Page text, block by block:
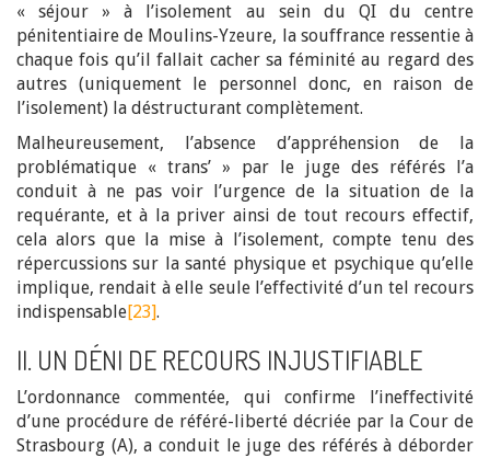
« séjour » à l’isolement au sein du QI du centre
pénitentiaire de Moulins-Yzeure, la souffrance ressentie à
chaque fois qu’il fallait cacher sa féminité au regard des
autres (uniquement le personnel donc, en raison de
l’isolement) la déstructurant complètement.
Malheureusement, l’absence d’appréhension de la
problématique « trans’ » par le juge des référés l’a
conduit à ne pas voir l’urgence de la situation de la
requérante, et à la priver ainsi de tout recours effectif,
cela alors que la mise à l’isolement, compte tenu des
répercussions sur la santé physique et psychique qu’elle
implique, rendait à elle seule l’effectivité d’un tel recours
indispensable[23].
II. UN DÉNI DE RECOURS INJUSTIFIABLE
L’ordonnance commentée, qui confirme l’ineffectivité
d’une procédure de référé-liberté décriée par la Cour de
Strasbourg (A), a conduit le juge des référés à déborder